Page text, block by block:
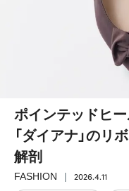
ポインテッドヒー
「ダイアナ」のリ
解剖
FASHION 2026.4.11